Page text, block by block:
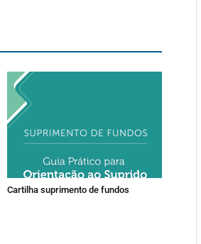
Cartilha suprimento de fundos